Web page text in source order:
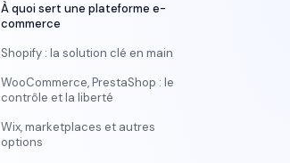
À quoi sert une plateforme e-
commerce
Shopify : la solution clé en main
WooCommerce, PrestaShop : le
contrôle et la liberté
Wix, marketplaces et autres
options